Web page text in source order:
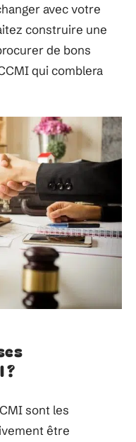
avec votre
construire une
de bons
qui comblera
?
sont les
être